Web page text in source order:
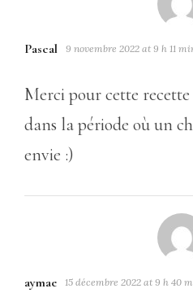
Pascal 9 novembre 2022 at 9 h 11
Merci pour cette
dans la période où un
envie :)
aymae 15 décembre 2022 at 9 h 40